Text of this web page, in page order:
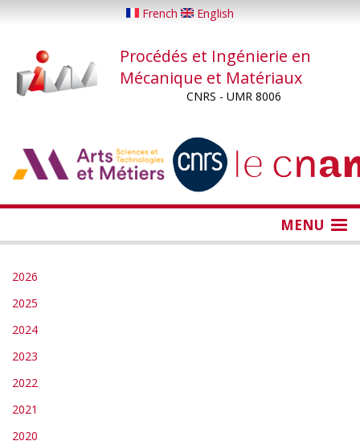
principal
French English
Procédés et Ingénierie en
Mécanique et Matériaux
CNRS - UMR 8006
MENU
2026
2025
2024
2023
2022
2021
2020